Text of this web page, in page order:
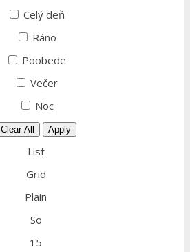
Celý deň
Ráno
Poobede
Večer
Noc
Clear All Apply
List
Grid
Plain
So
15